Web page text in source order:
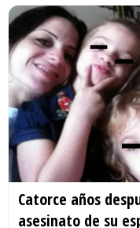
Catorce años
asesinato de su